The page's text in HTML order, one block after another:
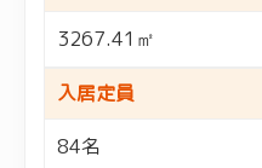
3267.41㎡
入居定員
84名